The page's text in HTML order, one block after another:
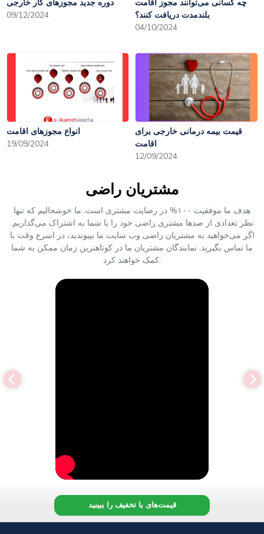
دوره جدید مجوزهای کار خارجی
09/12/2024
چه کسانی می‌توانند مجوز اقامت
بلندمدت دریافت کنند؟
04/10/2024
انواع مجوزهای اقامت
19/09/2024
قیمت بیمه درمانی خارجی برای
اقامت
12/09/2024
مشتریان راضی
هدف ما موفقیت ۱۰۰% در رضایت مشتری است. ما خوشحالیم که تنها
نظر تعدادی از صدها مشتری راضی خود را با شما به اشتراک می‌گذاریم.
اگر می‌خواهید به مشتریان راضی وب سایت ما بپیوندید، در اسرع وقت با
ما تماس بگیرید. نمایندگان مشتریان ما در کوتاهترین زمان ممکن به شما
کمک خواهند کرد.
قیمت‌های با تخفیف را ببینید